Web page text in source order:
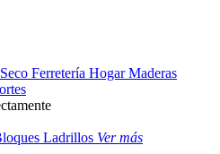
Ferretería HogarMaderas
Ladrillos Ver más